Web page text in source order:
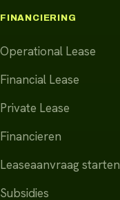
FINANCIERING
Operational Lease
Financial Lease
Private Lease
Financieren
Leaseaanvraag starten
Subsidies